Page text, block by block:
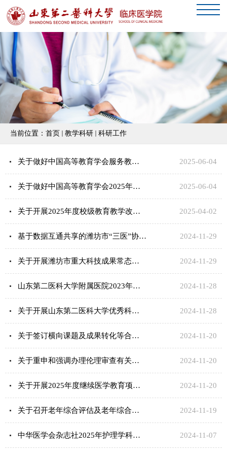
当前位置： 首页 教学科研 科研工作
关于做好中国高等教育学会服务教育强国建设研究课题申报工作的通知 2025-06-04
关于做好中国高等教育学会2025年度高等教育科学研究规划课题申报工作的通知 2025-06-04
关于开展2025年度校级教育教学改革与研究课题立项申报工作的通知 2025-04-02
基于数据互通共享的潍坊市“三医”协同发展与治理研究开放课题申报通知 2024-11-29
关于开展潍坊市重大科技成果常态化征集工作的通知 2024-11-29
山东第二医科大学附属医院2023年度优秀科技论文奖评选工作的通知 2024-11-28
关于开展山东第二医科大学优秀科研论文奖评选工作的通知 2024-11-28
关于签订横向课题及成果转化等合同协议的流程 2024-11-20
关于重申和强调办理伦理审查有关流程的通知 2024-11-20
关于开展2025年度继续医学教育项目申报工作的通知 2024-11-20
关于召开老年综合评估及老年综合征多学科诊疗培训班的通知 2024-11-19
中华医学会杂志社2025年护理学科研究课题申报的通知 2024-11-07